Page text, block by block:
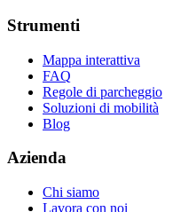
Strumenti
Mappa interattiva
FAQ
Regole di parcheggio
Soluzioni di mobilità
Blog
Azienda
Chi siamo
Lavora con noi